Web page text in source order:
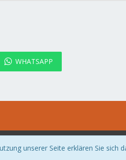
WHATSAPP
unserer Seite erklären Sie sich